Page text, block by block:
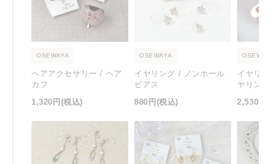
OSEWAYA
ヘアアクセサリー / ヘア
カフ
1,320円 (税込)
OSEWAYA
イヤリング / ノンホール
ピアス
880円 (税込)
イヤリ
ヤリング
2,530円